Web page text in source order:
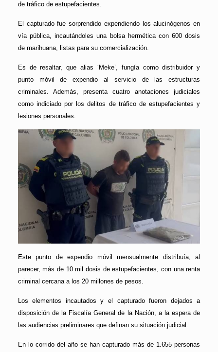
de tráfico de estupefacientes.
El capturado fue sorprendido expendiendo los alucinógenos en
vía pública, incautándoles una bolsa hermética con 600 dosis
de marihuana, listas para su comercialización.
Es de resaltar, que alias ‘Meke’, fungía como distribuidor y
punto móvil de expendio al servicio de las estructuras
criminales. Además, presenta cuatro anotaciones judiciales
como indiciado por los delitos de tráfico de estupefacientes y
lesiones personales.
Este punto de expendio móvil mensualmente distribuía, al
parecer, más de 10 mil dosis de estupefacientes, con una renta
criminal cercana a los 20 millones de pesos.
Los elementos incautados y el capturado fueron dejados a
disposición de la Fiscalía General de la Nación, a la espera de
las audiencias preliminares que definan su situación judicial.
En lo corrido del año se han capturado más de 1.655 personas